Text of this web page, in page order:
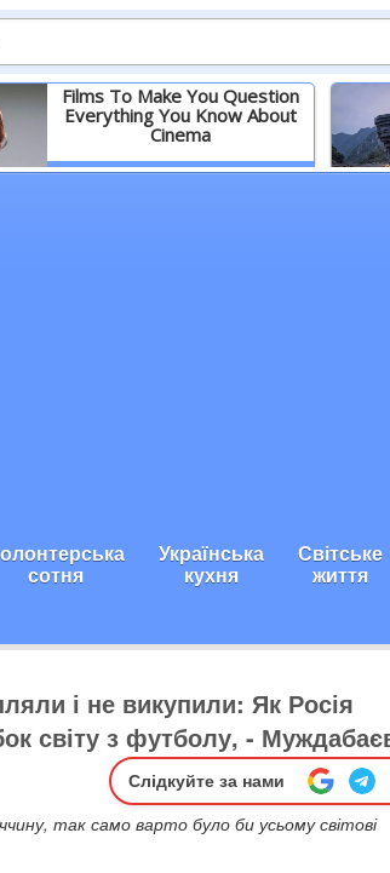
Films To Make You Question
Everything You Know About
Cinema
Детальніше
сотня
Українська
кухня
Світське
життя
і не викупили: Як Росія
світу з футболу, -
Слідкуйте за нами
так само варто було би усьому світові